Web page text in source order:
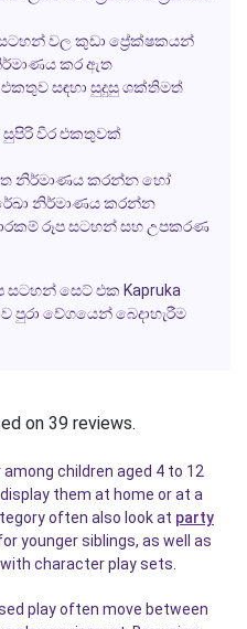
සටහන් වල කුඩා ප්‍රේක්ෂකයන්
කර ඇත
එකතුව සඳහා සුදුසු ශක්තිමත්
වීර එකතුවක්
නිර්මාණය කරන්න හෝ
නිර්මාණය කරන්න
රූප සටහන් සහ උපකරණ
සටහන් සෙට් එක Kapruka
වේගයෙන් බෙදාහැරීම
on 39 reviews.
children aged 4 to 12
them at home or at a
often also look at party
younger siblings, as well as
character play sets.
play often move between